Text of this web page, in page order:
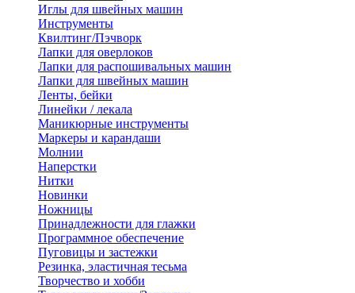
Иглы для швейных машин
Инструменты
Квилтинг/Пэчворк
Лапки для оверлоков
Лапки для распошивальных машин
Лапки для швейных машин
Ленты, бейки
Линейки / лекала
Маникюрные инструменты
Маркеры и карандаши
Молнии
Наперстки
Нитки
Новинки
Ножницы
Принадлежности для глажки
Программное обеспечение
Пуговицы и застежки
Резинка, эластичная тесьма
Творчество и хобби